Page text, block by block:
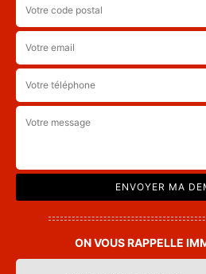
ON VOUS RAPPELLE